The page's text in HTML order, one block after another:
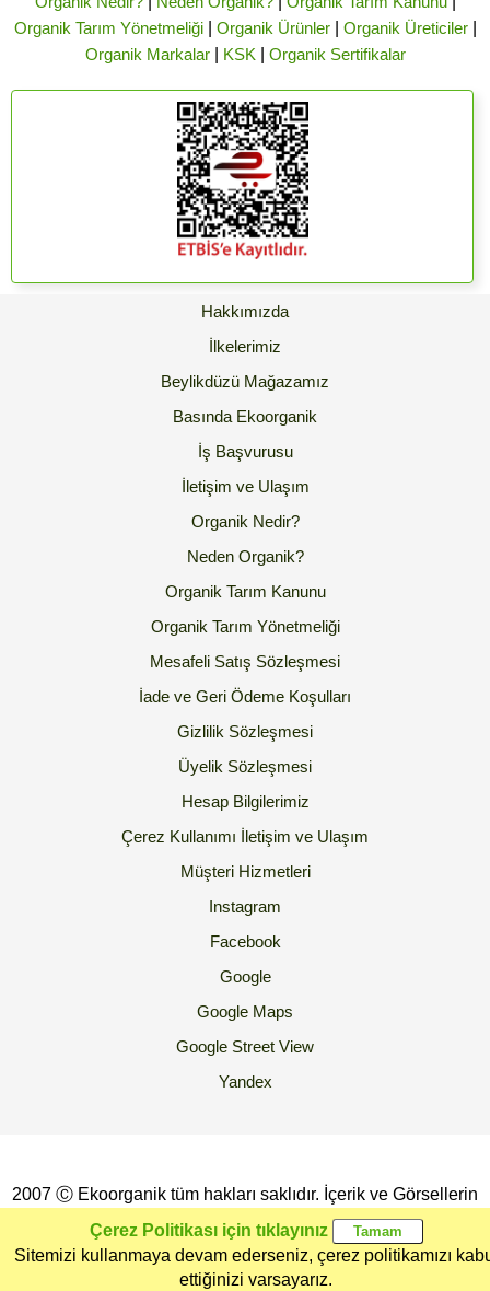
Kategoriler
Ekoorganik
Müşteri
Organik Tarım Yönetmeliği| Organik Ürünler| Organik Üreticiler|
Organik Markalar| KSK Organik Sertifikalar
Hakkımızda
İlkelerimiz
Beylikdüzü Mağazamız
Basında Ekoorganik
İş Başvurusu
İletişim ve Ulaşım
Organik Nedir?
Neden Organik?
Organik Tarım Kanunu
Organik Tarım Yönetmeliği
Mesafeli Satış Sözleşmesi
İade ve Geri Ödeme Koşulları
Gizlilik Sözleşmesi
Üyelik Sözleşmesi
Hesap Bilgilerimiz
Çerez Kullanımı İletişim ve Ulaşım
Müşteri Hizmetleri
Instagram
Facebook
Google
Google Maps
Google Street View
Yandex
Çerez Politikası için tıklayınız
Sitemizi kullanmaya devam ederseniz, çerez politikamızı
ettiğinizi varsayarız.
2007 Ⓒ Ekoorganik tüm hakları saklıdır. İçerik ve Görsellerin
İzinsiz Kopyalanması yada Kullanılması Yasaktır.